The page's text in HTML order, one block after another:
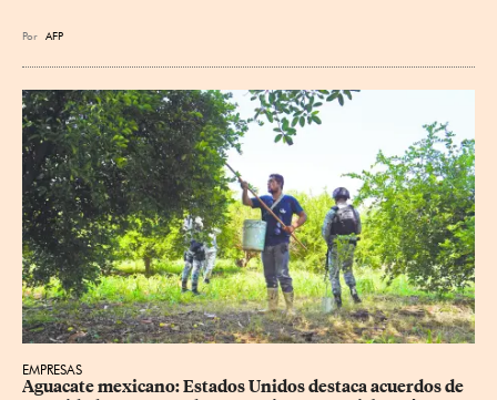
Por AFP
EMPRESAS
Aguacate mexicano: Estados Unidos destaca acuerdos de